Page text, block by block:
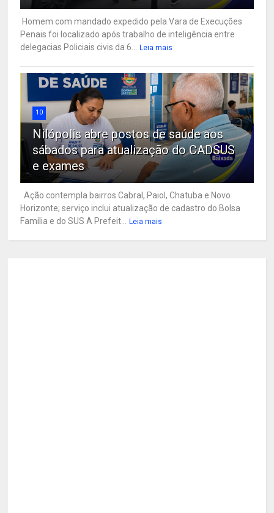
Homem com mandado expedido pela Vara de Execuções
Penais foi localizado após trabalho de inteligência entre
delegacias Policiais civis da 6...
Leia mais
10
Nilópolis abre postos de saúde aos
sábados para atualização do CADSUS
e exames
Ação contempla bairros Cabral, Paiol, Chatuba e Novo
Horizonte; serviço inclui atualização de cadastro do Bolsa
Família e do SUS A Prefeit...
Leia mais